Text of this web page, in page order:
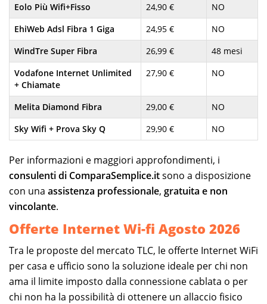
Eolo Più Wifi+Fisso
24,90 €
NO
EhiWeb Adsl Fibra 1 Giga
24,95 €
NO
WindTre Super Fibra
26,99 €
48 mesi
Vodafone Internet Unlimited
+ Chiamate
27,90 € NO
Melita Diamond Fibra 29,00 €
NO
Sky Wifi + Prova Sky Q
29,90 € NO
Per informazioni e maggiori approfondimenti, i
consulenti di ComparaSemplice.itsono a disposizione
con una assistenza professionale, gratuita e non
vincolante.
Offerte Internet Wi-fi Agosto 2026
Tra le proposte del mercato TLC, le offerte Internet WiFi
per casa e ufficio sono la soluzione ideale per chi non
ama il limite imposto dalla connessione cablata o per
chi non ha la possibilità di ottenere un allaccio fisico